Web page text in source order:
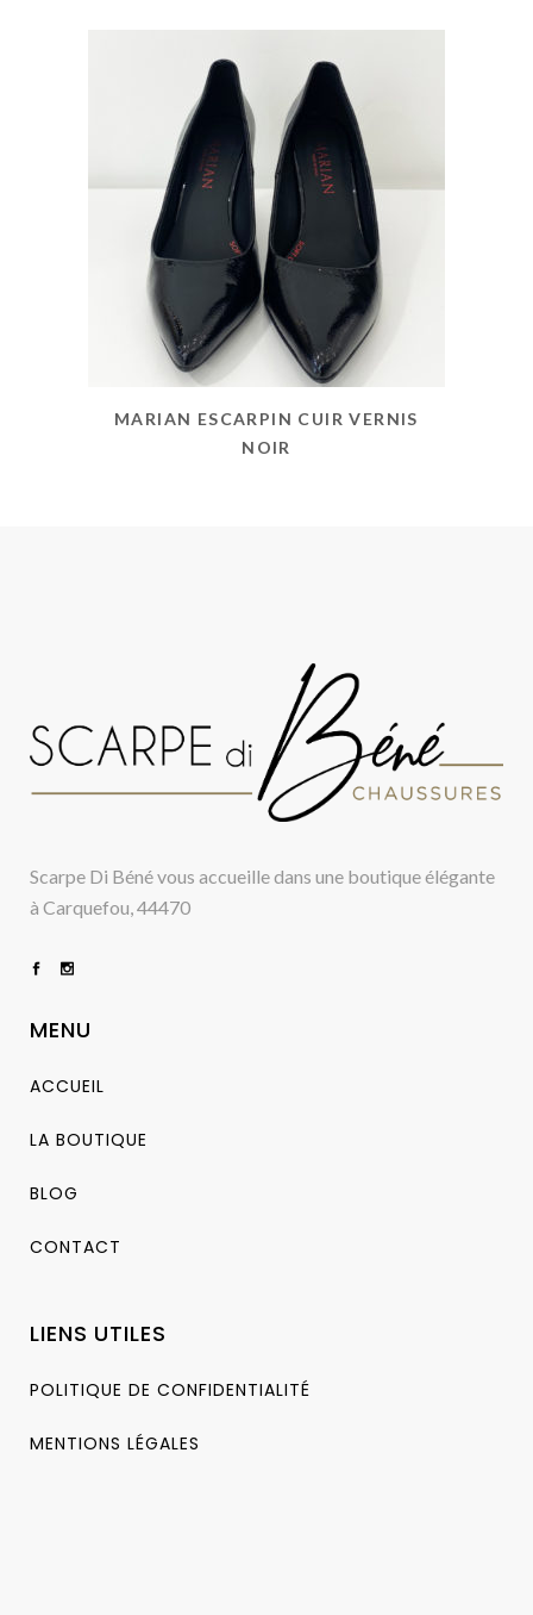
MARIAN ESCARPIN CUIR VERNIS
NOIR
Scarpe Di Béné vous accueille dans une boutique élégante
à Carquefou, 44470
MENU
ACCUEIL
LA BOUTIQUE
BLOG
CONTACT
LIENS UTILES
POLITIQUE DE CONFIDENTIALITÉ
MENTIONS LÉGALES